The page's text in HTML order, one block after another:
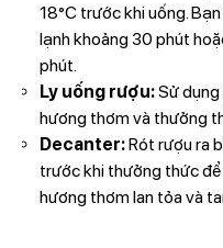
18°C trước khi uống.
lạnh khoảng 30 phút
phút.
Ly uống rượu:Sử
hương thơm và thưởng
Decanter:Rót rượu ra
trước khi thưởng thức
hương thơm lan tỏa và